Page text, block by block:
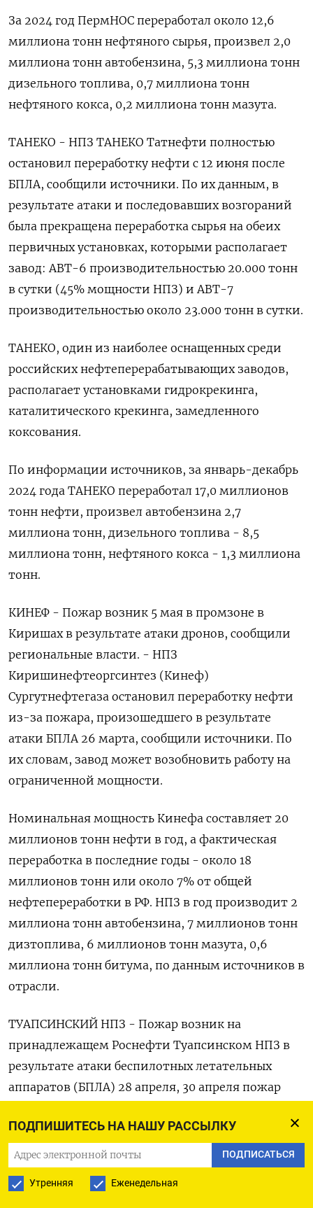
ПОДПИШИТЕСЬ НА НАШУ РАССЫЛКУ
ПОДПИСАТЬСЯ
Утренняя Еженедельная
За 2024 год ПермНОС переработал около 12,6
миллиона тонн нефтяного сырья, произвел 2,0
миллиона тонн автобензина, 5,3 миллиона тонн
дизельного топлива, 0,7 миллиона тонн
нефтяного кокса, 0,2 миллиона тонн мазута.
ТАНЕКО - НПЗ ТАНЕКО Татнефти полностью
остановил переработку нефти с 12 июня после
БПЛА, сообщили источники. По их данным, в
результате атаки и последовавших возгораний
была прекращена переработка сырья на обеих
первичных установках, которыми располагает
завод: АВТ-6 производительностью 20.000 тонн
в сутки (45% мощности НПЗ) и АВТ-7
производительностью около 23.000 тонн в сутки.
ТАНЕКО, один из наиболее оснащенных среди
российских нефтеперерабатывающих заводов,
располагает установками гидрокрекинга,
каталитического крекинга, замедленного
коксования.
По информации источников, за январь-декабрь ​
2024 года ТАНЕКО переработал 17,0 миллионов
тонн нефти, произвел автобензина 2,7
миллиона тонн, дизельного топлива - 8,5
миллиона тонн, нефтяного кокса - 1,3 миллиона
тонн.
КИНЕФ - Пожар возник 5 мая в промзоне в
Киришах в результате атаки дронов, сообщили
региональные власти. - НПЗ
Киришинефтеоргсинтез (Кинеф)
Сургутнефтегаза остановил переработку нефти
из-за пожара, произошедшего в результате
атаки БПЛА 26 марта, сообщили источники. По
их словам, завод может возобновить работу на
ограниченной мощности.
Номинальная мощность Кинефа составляет 20
миллионов тонн нефти в год, а фактическая
переработка ​в последние годы - около 18
миллионов тонн или около 7% от общей
нефтепереработки в РФ. НПЗ в год производит 2
миллиона тонн автобензина, 7 миллионов тонн
дизтоплива, 6 миллионов тонн мазута, 0,6
миллиона тонн битума, по данным источников в
отрасли.
ТУАПСИНСКИЙ НПЗ - Пожар возник на
принадлежащем Роснефти Туапсинском НПЗ в
результате атаки беспилотных летательных
аппаратов (БПЛА) 28 апреля, 30 апреля пожар
Краснодарского края Вениамин Кондратьев. -
Туапсинский НПЗ Роснефти был вынужден
остановить переработку нефти с 16 апреля после
атаки БПЛА на порт Туапсе, поскольку стала